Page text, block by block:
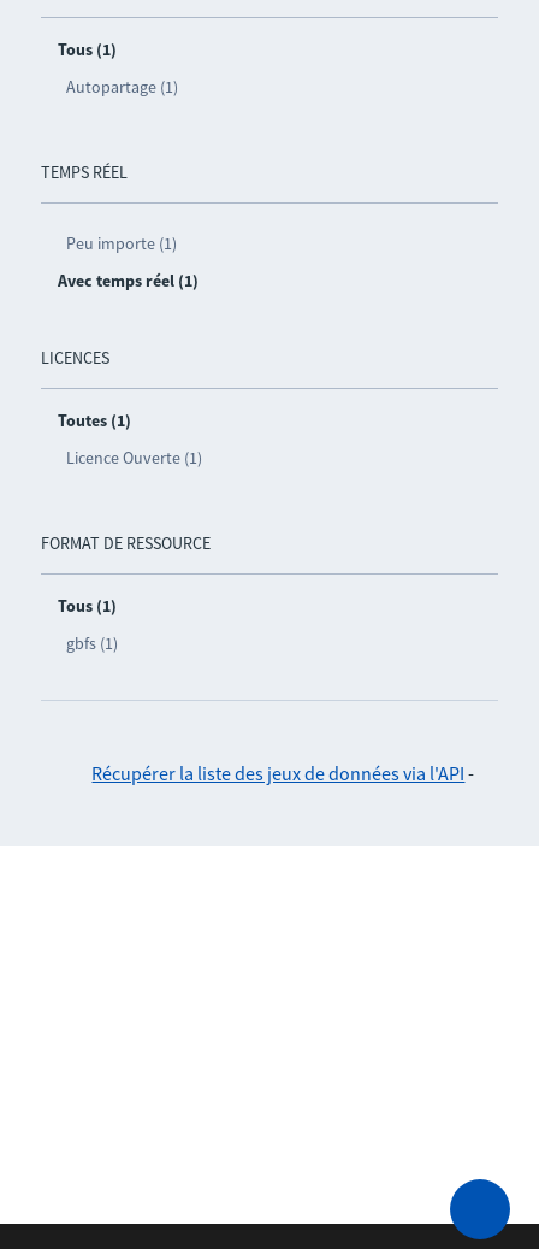
Tous (1)
Autopartage (1)
TEMPS RÉEL
Peu importe (1)
Avec temps réel (1)
LICENCES
Toutes (1)
Licence Ouverte (1)
FORMAT DE RESSOURCE
Tous (1)
gbfs (1)
Récupérer la liste des jeux de données via l'API -